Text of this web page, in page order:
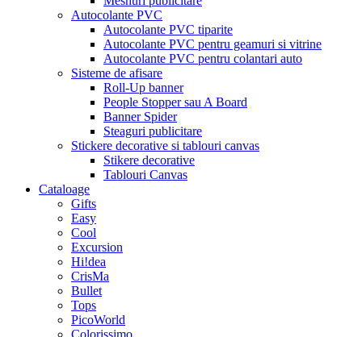
Autocolante PVC
Autocolante PVC tiparite
Autocolante PVC pentru geamuri si vitrine
Autocolante PVC pentru colantari auto
Sisteme de afisare
Roll-Up banner
People Stopper sau A Board
Banner Spider
Steaguri publicitare
Stickere decorative si tablouri canvas
Stikere decorative
Tablouri Canvas
Cataloage
Gifts
Easy
Cool
Excursion
Hi!dea
CrisMa
Bullet
Tops
PicoWorld
Colorissimo